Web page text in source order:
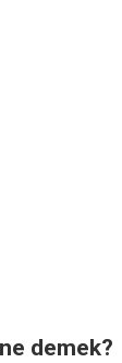
demek?